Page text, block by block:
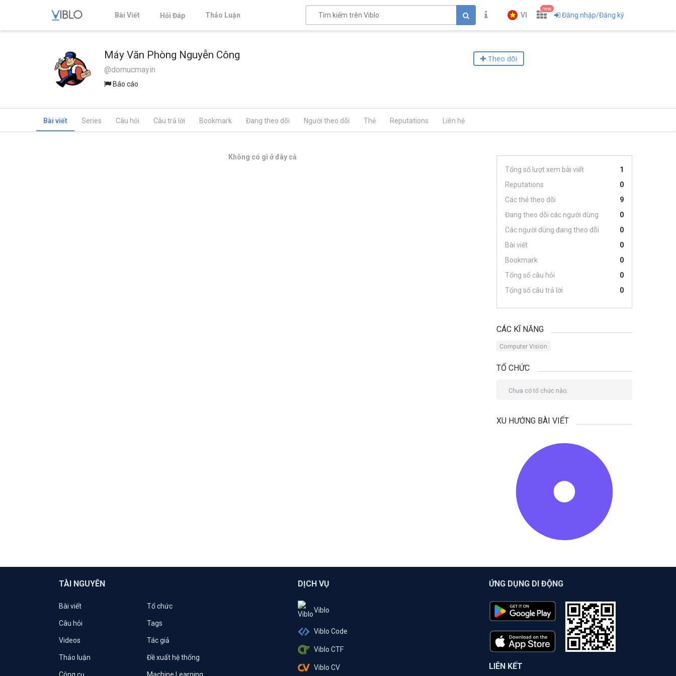
Bài Viết Hỏi Đáp Thảo Luận VI
new
Đăng nhập/Đăng ký
Máy Văn Phòng Nguyễn Công
@domucmayin
Báo cáo
Theo dõi
Bài viết Series Câu hỏi Câu trả lời Bookmark Đang theo dõi Người theo dõi Thẻ Reputations Liên hệ
Không có gì ở đây cả
Tổng số lượt xem bài viết
1
Reputations
0
Các thẻ theo dõi
9
Đang theo dõi các người dùng
0
Các người dùng đang theo dõi
0
Bài viết
0
Bookmark
0
Tổng số câu hỏi
0
Tổng số câu trả lời
0
CÁC KĨ NĂNG
Computer Vision
TỔ CHỨC
Chưa có tổ chức nào.
XU HƯỚNG BÀI VIẾT
TÀI NGUYÊN
Bài viết Tổ chức
Câu hỏi Tags
Videos Tác giả
Thảo luận Đề xuất hệ thống
Công cụ Machine Learning
DỊCH VỤ
Viblo
Viblo Code
Viblo CTF
Viblo CV
ỨNG DỤNG DI ĐỘNG
LIÊN KẾT